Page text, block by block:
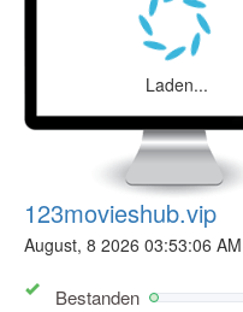
Laden...
123movieshub.vip
August, 8 2026 03:53:06 AM
Bestanden